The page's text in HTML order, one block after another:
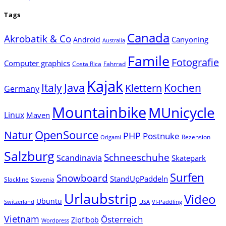
Tags
Akrobatik & Co Android Australia Canada Canyoning
Computer graphics Costa Rica Fahrrad Famile Fotografie
Germany Italy Java Kajak Klettern Kochen
Linux Maven MountainbikeMUnicycle
NaturOpenSource Origami PHP Postnuke Rezension
SalzburgScandinavia Schneeschuhe Skatepark
Slackline Slovenia Snowboard StandUpPaddeln Surfen
Switzerland Ubuntu Urlaubstrip USA VI-Paddling Video
Vietnam Wordpress Zipflbob Österreich